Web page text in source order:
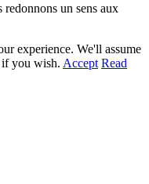
un sens aux
experience. We'll assume
you wish. Accept Read